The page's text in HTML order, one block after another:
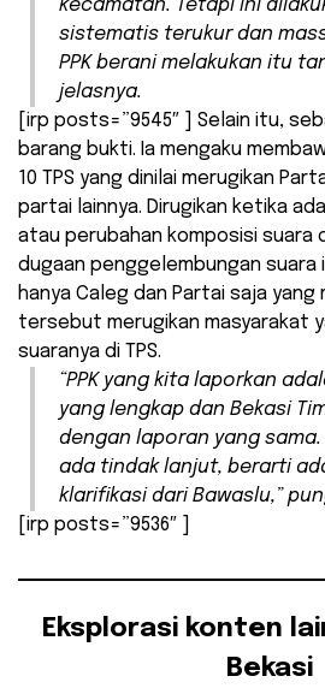
kecamatan. Tetapi ini
sistematis terukur dan
PPK berani melakukan itu
jelasnya.
[irp posts=”9545″ ] Selain itu,
barang bukti. Ia mengaku
10 TPS yang dinilai merugikan
partai lainnya. Dirugikan ketika
atau perubahan komposisi suara
dugaan penggelembungan suara
hanya Caleg dan Partai saja yang
tersebut merugikan masyarakat
suaranya di TPS.
“PPK yang kita laporkan
yang lengkap dan Bekasi
dengan laporan yang
ada tindak lanjut, berarti
klarifikasi dari Bawaslu,”
[irp posts=”9536″ ]
Eksplorasi konten
Bekasi